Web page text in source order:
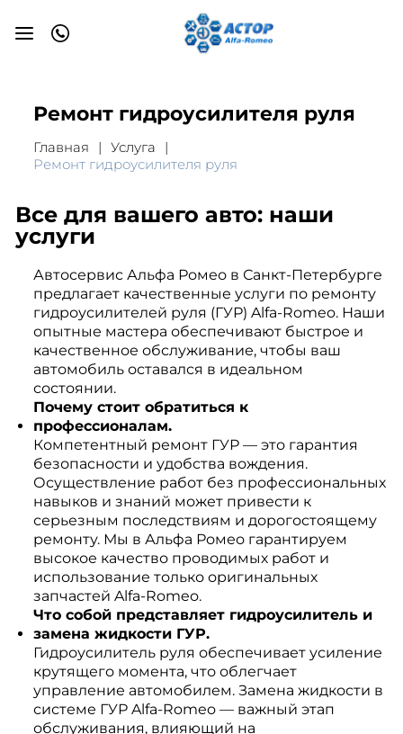
Ремонт гидроусилителя руля
Главная
Услуга
Ремонт гидроусилителя руля
Все для вашего авто: наши
услуги
Автосервис Альфа Ромео в Санкт-Петербурге
предлагает качественные услуги по ремонту
гидроусилителей руля (ГУР) Alfa-Romeo. Наши
опытные мастера обеспечивают быстрое и
качественное обслуживание, чтобы ваш
автомобиль оставался в идеальном
состоянии.
Почему стоит обратиться к
профессионалам.
Компетентный ремонт ГУР — это гарантия
безопасности и удобства вождения.
Осуществление работ без профессиональных
навыков и знаний может привести к
серьезным последствиям и дорогостоящему
ремонту. Мы в Альфа Ромео гарантируем
высокое качество проводимых работ и
использование только оригинальных
запчастей Alfa-Romeo.
Что собой представляет гидроусилитель и
замена жидкости ГУР.
Гидроусилитель руля обеспечивает усиление
крутящего момента, что облегчает
управление автомобилем. Замена жидкости в
системе ГУР Alfa-Romeo — важный этап
обслуживания, влияющий на